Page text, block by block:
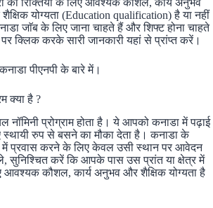
की रिक्तियों के लिए आवश्यक कौशल, कार्य अनुभव
योग्यता (Education qualification) है या नहीं
जाॅब के लिए जाना चाहते हैं और शिफ्ट होना चाहते
पर क्लिक करके सारी जानकारी यहां से प्रांप्त करें।
पीएनपी के बारे में।
क्या है ?
नॉमिनी प्रोग्राम होता है। ये आपको कनाडा में पढ़ाई
रुप से बसने का मौका देता है। कनाडा के
में प्रवास करने के लिए केवल उसी स्थान पर आवेदन
करें कि आपके पास उस प्रांत या क्षेत्र में
आवश्यक कौशल, कार्य अनुभव और शैक्षिक योग्यता है